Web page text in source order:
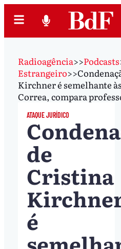
Radioagência>>Podcasts
Estrangeiro>>
Kirchner é semelhante
Correa, compara
ATAQUE JURÍDICO
de
Cristina
é